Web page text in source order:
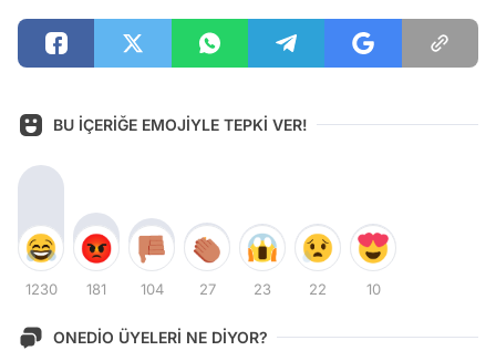
BU İÇERİĞE EMOJİYLE TEPKİ VER!
1230 181 104 27 23 22 10
ONEDİO ÜYELERİ NE DİYOR?